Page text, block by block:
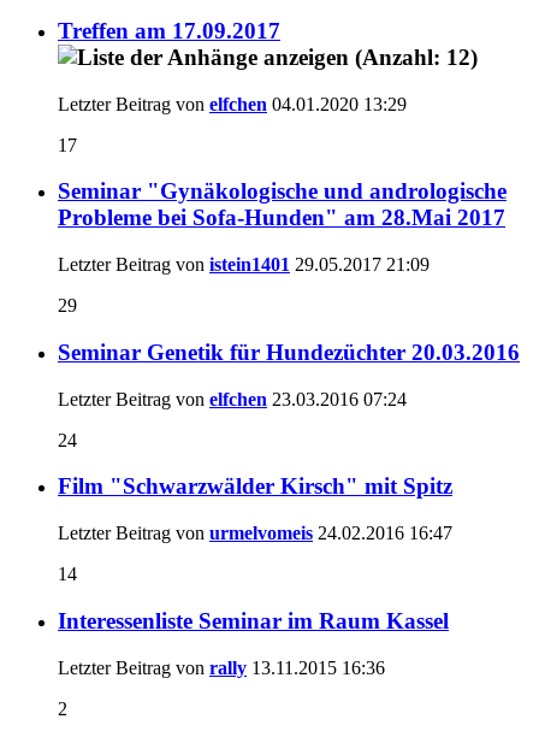
Treffen am 17.09.2017
Letzter Beitrag von elfchen 04.01.2020 13:29
17
Seminar "Gynäkologische und andrologische
Probleme bei Sofa-Hunden" am 28.Mai 2017
Letzter Beitrag von istein1401 29.05.2017 21:09
29
Seminar Genetik für Hundezüchter 20.03.2016
Letzter Beitrag von elfchen 23.03.2016 07:24
24
Film "Schwarzwälder Kirsch" mit Spitz
Letzter Beitrag von urmelvomeis 24.02.2016 16:47
14
Interessenliste Seminar im Raum Kassel
Letzter Beitrag von rally 13.11.2015 16:36
2